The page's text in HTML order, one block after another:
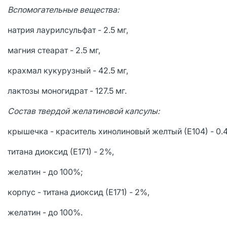
Вспомогательные вещества:
натрия лаурилсульфат - 2.5 мг,
магния стеарат - 2.5 мг,
крахмал кукурузный - 42.5 мг,
лактозы моногидрат - 127.5 мг.
Состав твердой желатиновой капсулы:
крышечка - краситель хинолиновый желтый (Е104) -
титана диоксид (Е171) - 2%,
желатин - до 100%;
корпус - титана диоксид (Е171) - 2%,
желатин - до 100%.